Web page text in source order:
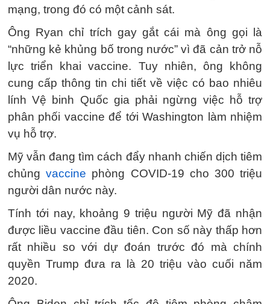
mạng, trong đó có một cảnh sát.
Ông Ryan chỉ trích gay gắt cái mà ông gọi là
“những kẻ khủng bố trong nước” vì đã cản trở nỗ
lực triển khai vaccine. Tuy nhiên, ông không
cung cấp thông tin chi tiết về việc có bao nhiêu
lính Vệ binh Quốc gia phải ngừng việc hỗ trợ
phân phối vaccine để tới Washington làm nhiệm
vụ hỗ trợ.
Mỹ vẫn đang tìm cách đẩy nhanh chiến dịch tiêm
chủngvaccine phòng COVID-19 cho 300 triệu
người dân nước này.
Tính tới nay, khoảng 9 triệu người Mỹ đã nhận
được liều vaccine đầu tiên. Con số này thấp hơn
rất nhiều so với dự đoán trước đó mà chính
quyền Trump đưa ra là 20 triệu vào cuối năm
2020.